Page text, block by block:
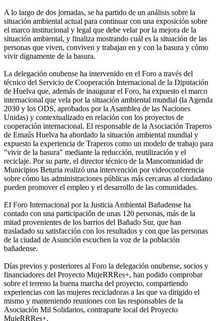
A lo largo de dos jornadas, se ha partido de un análisis sobre la
situación ambiental actual para continuar con una exposición sobre
el marco institucional y legal que debe velar por la mejora de la
situación ambiental, y finaliza mostrando cuál es la situación de las
personas que viven, conviven y trabajan en y con la basura y cómo
vivir dignamente de la basura.
La delegación onubense ha intervenido en el Foro a través del
técnico del Servicio de Cooperación Internacional de la Diputación
de Huelva que, además de inaugurar el Foro, ha expuesto el marco
internacional que vela por la situación ambiental mundial (la Agenda
2030 y los ODS, aprobados por la Asamblea de las Naciones
Unidas) y contextualizado en relación con los proyectos de
cooperación internacional. El responsable de la Asociación Traperos
de Emaús Huelva ha abordado la situación ambiental mundial y
expuesto la experiencia de Traperos como un modelo de trabajo para
"vivir de la basura" mediante la reducción, reutilización y el
reciclaje. Por su parte, el director técnico de la Mancomunidad de
Municipios Beturia realizó una intervención por videoconferencia
sobre cómo las administraciones públicas más cercanas al ciudadano
pueden promover el empleo y el desarrollo de las comunidades.
EI Foro Internacional por la Justicia Ambiental Bañadense ha
contado con una participación de unas 120 personas, más de la
mitad provenientes de los barrios del Bañado Sur, que han
trasladado su satisfacción con los resultados y con que las personas
de la ciudad de Asunción escuchen la voz de la población
bañadense.
Días previos y posteriores al Foro la delegación onubense, socios y
financiadores del Proyecto MujeRRRes+, han podido comprobar
sobre el terreno la buena marcha del proyecto, compartiendo
experiencias con las mujeres recicladoras a las que va dirigido el
mismo y manteniendo reuniones con las responsables de la
Asociación Mil Solidarios, contraparte local del Proyecto
MujeRRRes+.